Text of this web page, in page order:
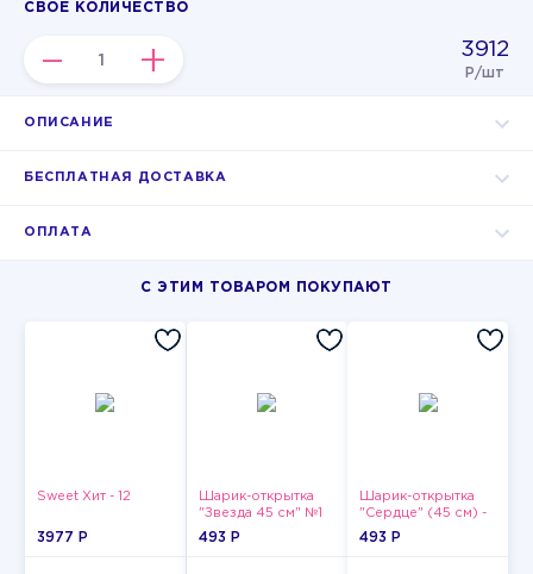
СВОЕ КОЛИЧЕСТВО
– + 3912
Р/шт
ОПИСАНИЕ
БЕСПЛАТНАЯ ДОСТАВКА
ОПЛАТА
С ЭТИМ ТОВАРОМ ПОКУПАЮТ
Sweet Хит - 12
3977 P
Шарик-открытка
"Звезда 45 см" №1
493 P
Шарик-открытка
"Сердце" (45 см) -
2
493 P